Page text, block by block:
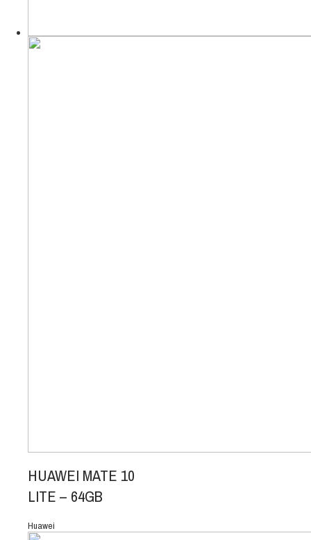
HUAWEI MATE 10
LITE – 64GB
Huawei